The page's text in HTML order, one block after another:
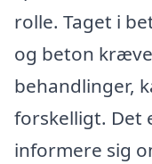
rolle. Taget i
og beton
behandlinger,
forskelligt. Det
informere sig